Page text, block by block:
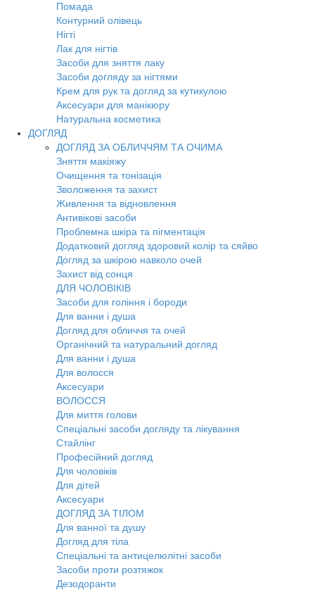
Помада
Контурний олівець
Нігті
Лак для нігтів
Засоби для зняття лаку
Засоби догляду за нігтями
Крем для рук та догляд за кутикулою
Аксесуари для манікюру
Натуральна косметика
ДОГЛЯД
ДОГЛЯД ЗА ОБЛИЧЧЯМ ТА ОЧИМА
Зняття макіяжу
Очищення та тонізація
Зволоження та захист
Живлення та відновлення
Антивікові засоби
Проблемна шкіра та пігментація
Додатковий догляд здоровий колір та сяйво
Догляд за шкірою навколо очей
Захист від сонця
ДЛЯ ЧОЛОВІКІВ
Засоби для гоління і бороди
Для ванни і душа
Догляд для обличчя та очей
Органічний та натуральний догляд
Для ванни і душа
Для волосся
Аксесуари
ВОЛОССЯ
Для миття голови
Спеціальні засоби догляду та лікування
Стайлінг
Професійний догляд
Для чоловіків
Для дітей
Аксесуари
ДОГЛЯД ЗА ТІЛОМ
Для ванної та душу
Догляд для тіла
Спеціальні та антицелюлітні засоби
Засоби проти розтяжок
Дезодоранти